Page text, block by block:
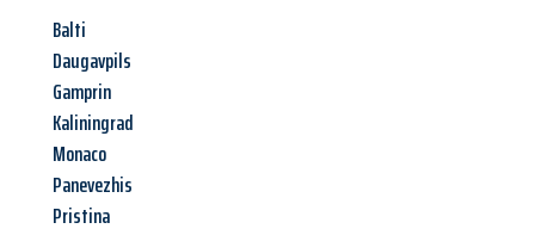
Balti
Daugavpils
Gamprin
Kaliningrad
Monaco
Panevezhis
Pristina